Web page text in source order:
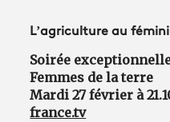
L’agriculture au
Soirée
Femmes de la terre
Mardi 27 février à
france.tv